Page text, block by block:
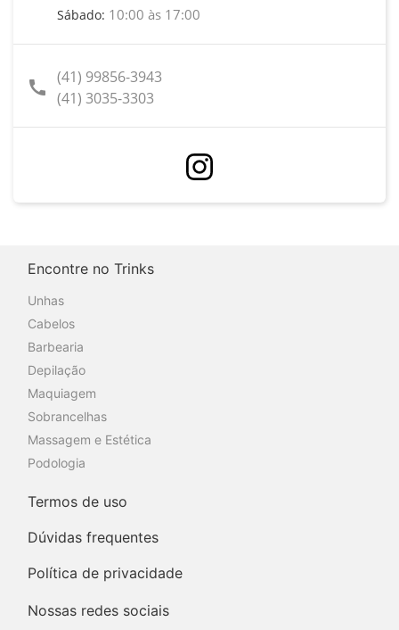
Sábado: 10:00 às 17:00
call (41) 99856-3943
(41) 3035-3303
Encontre no Trinks
Unhas
Cabelos
Barbearia
Depilação
Maquiagem
Sobrancelhas
Massagem e Estética
Podologia
Termos de uso
Dúvidas frequentes
Política de privacidade
Nossas redes sociais